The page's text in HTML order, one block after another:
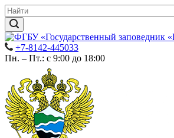
+7-8142-445033
Пн. – Пт.: с 9:00 до 18:00